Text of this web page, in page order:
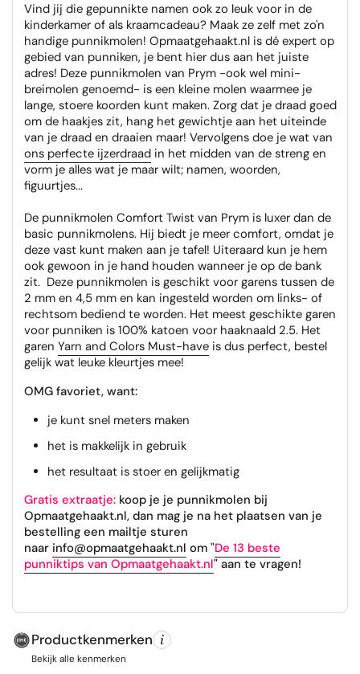
Vind jij die gepunnikte namen ook zo leuk voor in de
kinderkamer of als kraamcadeau? Maak ze zelf met zo'n
handige punnikmolen! Opmaatgehaakt.nl is dé expert op
gebied van punniken, je bent hier dus aan het juiste
adres! Deze punnikmolen van Prym -ook wel mini-
breimolen genoemd- is een kleine molen waarmee je
lange, stoere koorden kunt maken. Zorg dat je draad goed
om de haakjes zit, hang het gewichtje aan het uiteinde
van je draad en draaien maar! Vervolgens doe je wat van
ons perfecte ijzerdraadin het midden van de streng en
vorm je alles wat je maar wilt; namen, woorden,
figuurtjes...
De punnikmolen Comfort Twist van Prym is luxer dan de
basic punnikmolens. Hij biedt je meer comfort, omdat je
deze vast kunt maken aan je tafel! Uiteraard kun je hem
ook gewoon in je hand houden wanneer je op de bank
zit. Deze punnikmolen is geschikt voor garens tussen de
2 mm en 4,5 mm en kan ingesteld worden om links- of
rechtsom bediend te worden. Het meest geschikte garen
voor punniken is 100% katoen voor haaknaald 2.5. Het
garen Yarn and Colors Must-haveis dus perfect, bestel
gelijk wat leuke kleurtjes mee!
OMG favoriet, want:
je kunt snel meters maken
het is makkelijk in gebruik
het resultaat is stoer en gelijkmatig
Gratis extraatje:koop je je punnikmolen bij
Opmaatgehaakt.nl, dan mag je na het plaatsen van je
bestelling een mailtje sturen
naar info@opmaatgehaakt.nl om "De 13 beste
punniktips van Opmaatgehaakt.nl" aan te vragen!
Productkenmerken
Bekijk alle kenmerken